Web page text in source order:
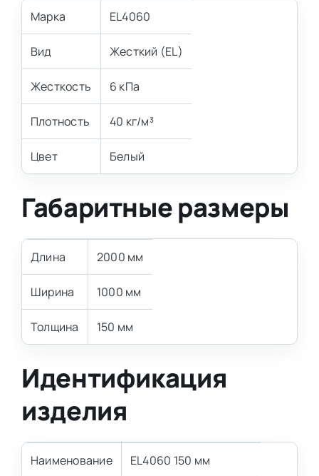
Марка EL4060
Вид Жесткий (EL)
Жесткость 6 кПа
Плотность 40 кг/м³
Цвет Белый
Габаритные размеры
Длина 2000 мм
Ширина 1000 мм
Толщина 150 мм
Идентификация
изделия
Наименование EL4060 150 мм